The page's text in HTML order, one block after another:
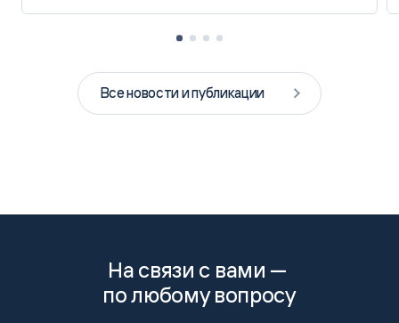
Все новости и публикации
На связи с вами —
по любому вопросу